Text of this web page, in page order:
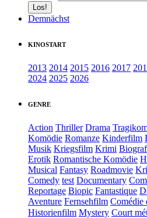
Demnächst
KINOSTART
2013 2014 2015 2016 2017
2024 2025 2026
GENRE
Action Thriller Drama
Komödie Romanze Kinderfilm
Musik Kriegsfilm Krimi
Erotik Romantische Komödie
Musical Fantasy Roadmovie
Comedy test Documentary
Reportage Biopic Fantastique
Aventure Fernsehfilm Comédie
Historienfilm Mystery Court